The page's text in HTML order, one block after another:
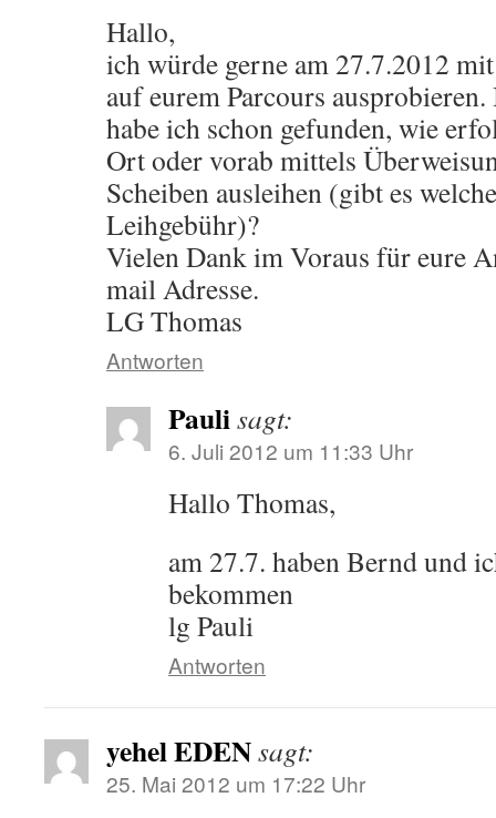
Hallo,
ich würde gerne am 27.7.2012
auf eurem Parcours
habe ich schon gefunden, wie
Ort oder vorab mittels
Scheiben ausleihen (gibt es
Leihgebühr)?
Vielen Dank im Voraus für eure
mail Adresse.
LG Thomas
Antworten
Paulisagt:
6. Juli 2012 um 11:33 Uhr
Hallo Thomas,
am 27.7. haben Bernd und
bekommen
lg Pauli
Antworten
yehel EDENsagt:
25. Mai 2012 um 17:22 Uhr